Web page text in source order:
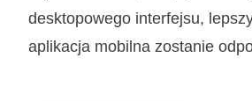
desktopowego interfejsu,
aplikacja mobilna zostanie